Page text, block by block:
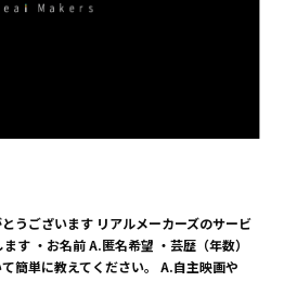
うございます リアルメーカーズのサービ
す ・お名前 A.匿名希望 ・芸歴（年数）
簡単に教えてください。 A.自主映画や